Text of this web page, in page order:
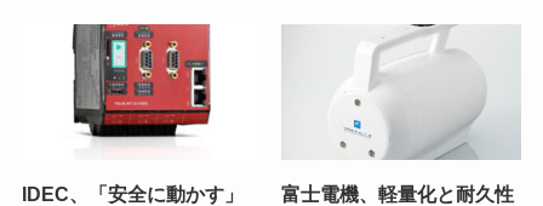
IDEC、「安全に動かす」
富士電機、軽量化と耐久性